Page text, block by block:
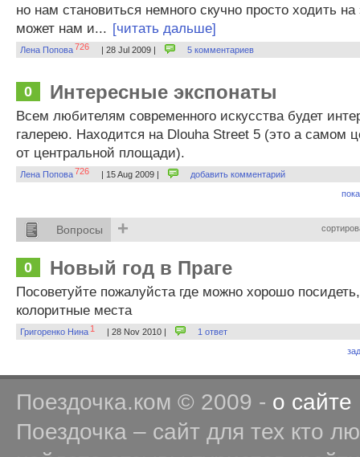
но нам становиться немного скучно просто ходить на
может нам и... [читать дальше]
Лена Попова726 | 28 Jul 2009 | 5 комментариев
0 Интересные экспонаты
Всем любителям современного искусства будет
галерею. Находится на Dlouha Street 5 (это а самом
от центральной площади).
Лена Попова726 | 15 Aug 2009 |
добавить комментарий
Вопросы +
0 Новый год в Праге
Посоветуйте пожалуйста где можно хорошо
колоритные места
Григоренко Нина 1 | 28 Nov 2010 |
1 ответ
Поездочка.ком © 2009 - о сайте
Поездочка – сайт для тех кто